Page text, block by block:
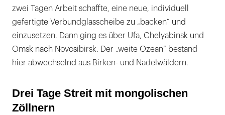
zwei Tagen Arbeit schaffte, eine neue, individuell
gefertigte Verbundglasscheibe zu „backen“ und
einzusetzen. Dann ging es über Ufa, Chelyabinsk und
Omsk nach Novosibirsk. Der „weite Ozean“ bestand
hier abwechselnd aus Birken- und Nadelwäldern.
Drei Tage Streit mit mongolischen
Zöllnern